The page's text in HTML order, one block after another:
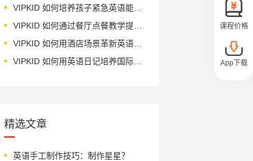
VIPKID 如何培养孩子紧急英语能力？
VIPKID 如何通过餐厅点餐教学提升少儿英语应用能力？
VIPKID 如何用酒店场景革新英语教学？
VIPKID 如何用英语日记培养国际化人才？
精选文章
英语手工制作技巧：制作星星？
课程价格
App下载